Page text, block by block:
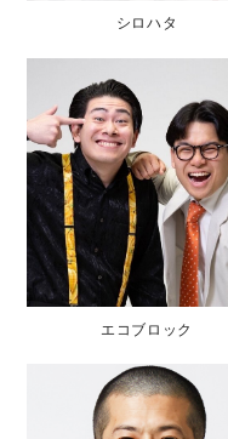
シロハタ
エコブロック